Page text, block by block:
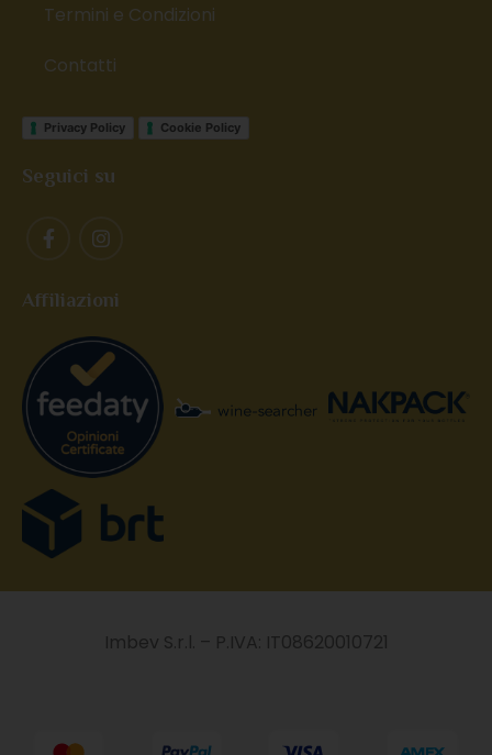
Termini e Condizioni
Contatti
Privacy Policy Cookie Policy
Seguici su
Affiliazioni
Imbev S.r.l. – P.IVA: IT08620010721